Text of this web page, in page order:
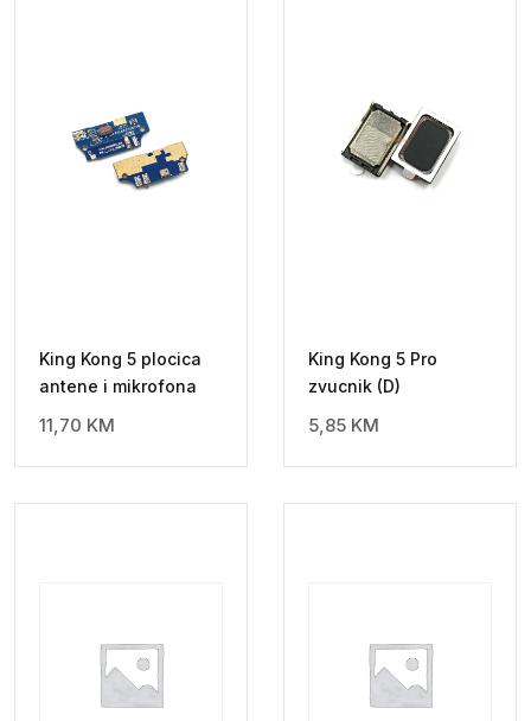
King Kong 5 plocica
antene i mikrofona
11,70 KM
King Kong 5 Pro
zvucnik (D)
5,85 KM